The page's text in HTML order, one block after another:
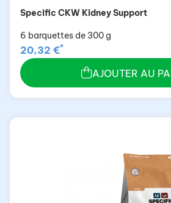
Specific CKW Kidney Support
6 barquettes de 300 g
20,32 €*
AJOUTER AU